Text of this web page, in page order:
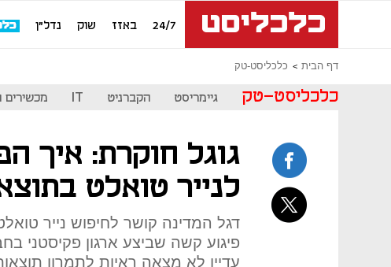
24/7 באזז שוק נדל"ן
דף הבית כלכליסט-טק
כלכליסט-טק גיימריסט הקברניט IT מכשירים
גוגל חוקרת: איך
לנייר טואלט
דגל המדינה קושר לחיפוש נייר
פיגוע קשה שביצע ארגון פקיסטני
עדיין לא מצאה ראיות לתמרון